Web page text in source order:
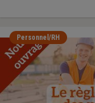
Personnel/RH